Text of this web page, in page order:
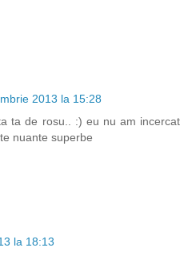
2013 la 15:28
ta de rosu.. :) eu nu am incercat
nuante superbe
la 18:13